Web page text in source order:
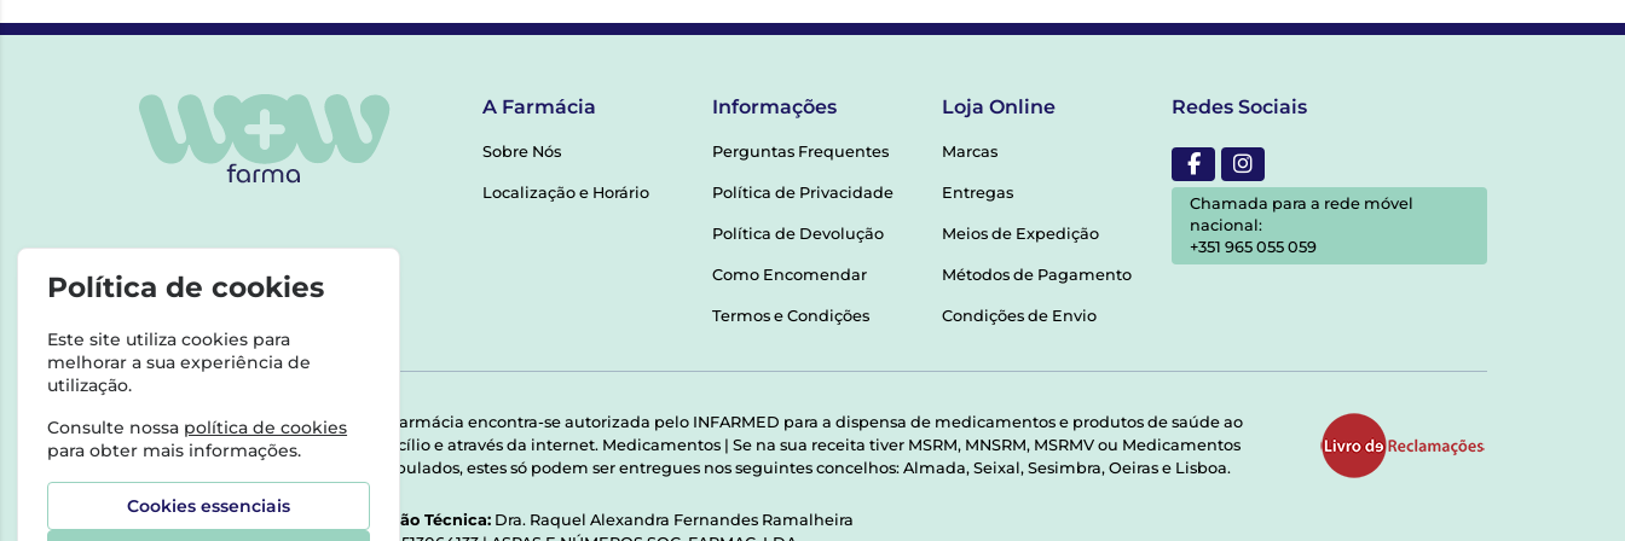
A Farmácia
Sobre Nós
Localização e Horário
Informações
Perguntas Frequentes
Política de Privacidade
Política de Devolução
Como Encomendar
Termos e Condições
Loja Online
Marcas
Entregas
Meios de Expedição
Métodos de Pagamento
Condições de Envio
Redes Sociais
Chamada para a rede móvel
nacional:
+351 965 055 059
Esta farmácia encontra-se autorizada pelo INFARMED para a dispensa de medicamentos e produtos de saúde ao
domicílio e através da internet. Medicamentos | Se na sua receita tiver MSRM, MNSRM, MSRMV ou Medicamentos
Manipulados, estes só podem ser entregues nos seguintes concelhos: Almada, Seixal, Sesimbra, Oeiras e Lisboa.
Direção Técnica: Dra. Raquel Alexandra Fernandes Ramalheira
Política de cookies
Este site utiliza cookies para
melhorar a sua experiência de
utilização.
Consulte nossa política de cookies
para obter mais informações.
Cookies essenciais